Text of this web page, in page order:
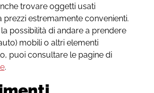
trovare oggetti usati
prezzi estremamente convenienti.
possibilità di andare a prendere
mobili o altri elementi
puoi consultare le pagine di
.